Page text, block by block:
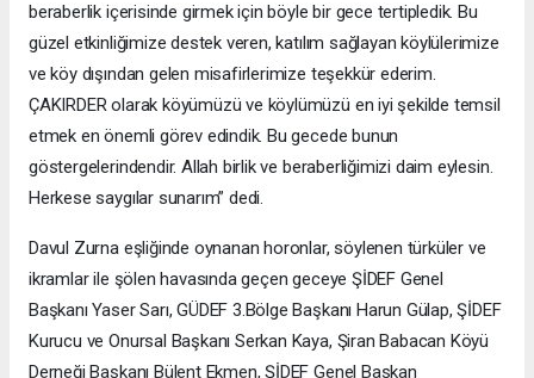
beraberlik içerisinde girmek için böyle bir gece tertipledik. Bu
güzel etkinliğimize destek veren, katılım sağlayan köylülerimize
ve köy dışından gelen misafirlerimize teşekkür ederim.
ÇAKIRDER olarak köyümüzü ve köylümüzü en iyi şekilde temsil
etmek en önemli görev edindik. Bu gecede bunun
göstergelerindendir. Allah birlik ve beraberliğimizi daim eylesin.
Herkese saygılar sunarım” dedi.
Davul Zurna eşliğinde oynanan horonlar, söylenen türküler ve
ikramlar ile şölen havasında geçen geceye ŞİDEF Genel
Başkanı Yaser Sarı, GÜDEF 3.Bölge Başkanı Harun Gülap, ŞİDEF
Kurucu ve Onursal Başkanı Serkan Kaya, Şiran Babacan Köyü
Derneği Başkanı Bülent Ekmen, ŞİDEF Genel Başkan